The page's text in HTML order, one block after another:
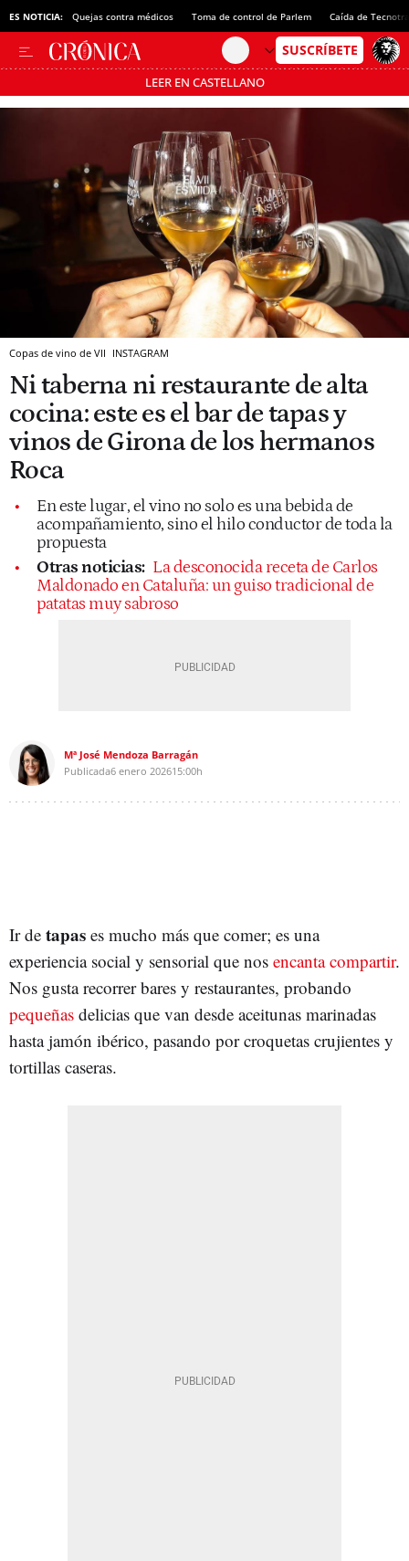
ES NOTICIA: Quejas contra médicos Toma de control de Parlem Caída de
LEER EN CASTELLANO
Pásate al MODO AHORRO
Copas de vino de VII INSTAGRAM
Ni taberna ni restaurante de alta
cocina: este es el bar de tapas y
vinos de Girona de los hermanos
Roca
En este lugar, el vino no solo es una bebida de
acompañamiento, sino el hilo conductor de toda la
propuesta
Otras noticias: La desconocida receta de Carlos
Maldonado en Cataluña: un guiso tradicional de
patatas muy sabroso
Mª José Mendoza Barragán
Publicada6 enero 202615:00h
Ir de tapas es mucho más que comer; es una
experiencia social y sensorial que nos encanta compartir.
Nos gusta recorrer bares y restaurantes, probando
pequeñas delicias que van desde aceitunas marinadas
hasta jamón ibérico, pasando por croquetas crujientes y
tortillas caseras.